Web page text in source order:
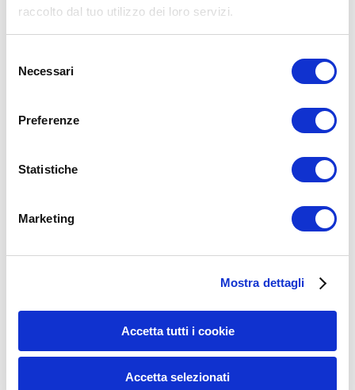
raccolto dal tuo utilizzo dei loro servizi.
delNecessari
Preferenze
Statistiche
Marketing
Mostra dettagli
Accetta tutti i cookie
Accetta selezionati
Come ritrovare la motivazione per il cambiamento